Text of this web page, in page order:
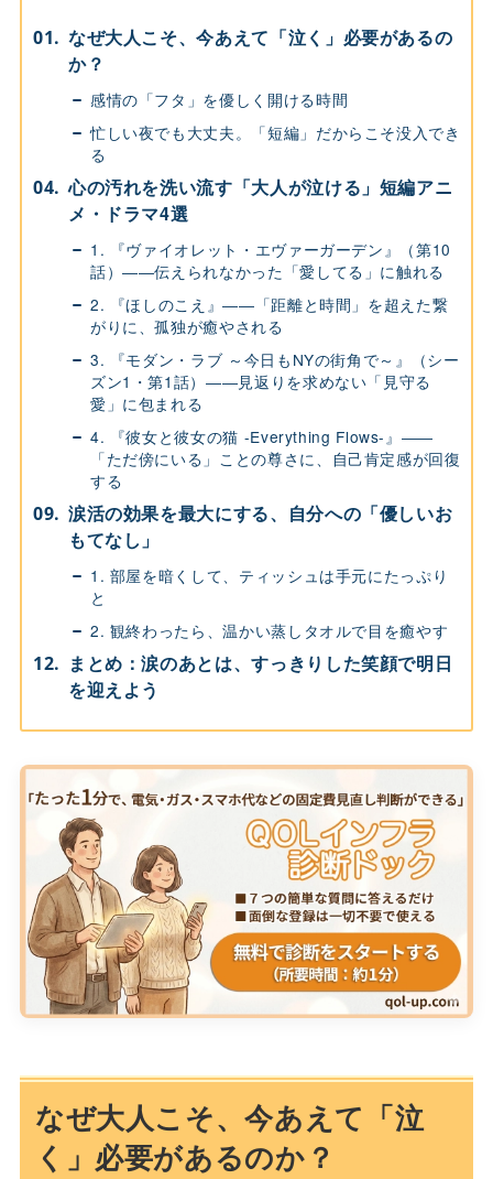
なぜ大人こそ、今あえて「泣く」必要があるの
か？
感情の「フタ」を優しく開ける時間
忙しい夜でも大丈夫。「短編」だからこそ没入でき
る
心の汚れを洗い流す「大人が泣ける」短編アニ
メ・ドラマ4選
1. 『ヴァイオレット・エヴァーガーデン』（第10
話）――伝えられなかった「愛してる」に触れる
2. 『ほしのこえ』――「距離と時間」を超えた繋
がりに、孤独が癒やされる
3. 『モダン・ラブ ～今日もNYの街角で～』（シー
ズン1・第1話）――見返りを求めない「見守る
愛」に包まれる
4. 『彼女と彼女の猫 -Everything Flows-』――
「ただ傍にいる」ことの尊さに、自己肯定感が回復
する
涙活の効果を最大にする、自分への「優しいお
もてなし」
1. 部屋を暗くして、ティッシュは手元にたっぷり
と
2. 観終わったら、温かい蒸しタオルで目を癒やす
まとめ：涙のあとは、すっきりした笑顔で明日
を迎えよう
なぜ大人こそ、今あえて「泣
く」必要があるのか？